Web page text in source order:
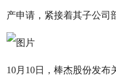
产申请，紧接着其子公司
10月10日，棒杰股份发